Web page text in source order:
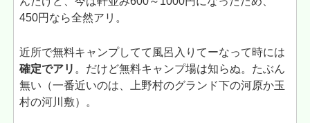
450円なら全然アリ。
近所で無料キャンプしてて風呂入りてーなって時には
確定でアリ 。だけど無料キャンプ場は知らぬ。たぶん
無い（一番近いのは、上野村のグランド下の河原か玉
村の河川敷）。